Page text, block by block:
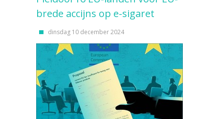
brede accijns op e-sigaret
dinsdag 10 december 2024